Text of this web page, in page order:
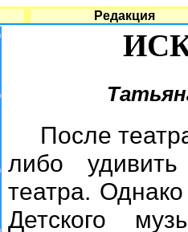
Редакция
После
либо
театра.
Детского